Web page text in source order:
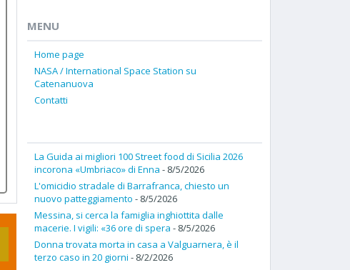
MENU
Home page
NASA / International Space Station su
Catenanuova
Contatti
La Guida ai migliori 100 Street food di Sicilia 2026
incorona «Umbriaco» di Enna - 8/5/2026
L'omicidio stradale di Barrafranca, chiesto un
nuovo patteggiamento - 8/5/2026
Messina, si cerca la famiglia inghiottita dalle
macerie. I vigili: «36 ore di spera - 8/5/2026
Donna trovata morta in casa a Valguarnera, è il
terzo caso in 20 giorni - 8/2/2026